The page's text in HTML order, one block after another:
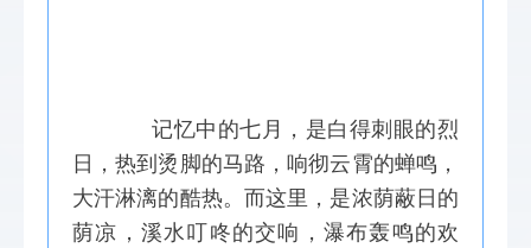
记忆中的七月，是白得刺眼的烈
日，热到烫脚的马路，响彻云霄的蝉鸣，
大汗淋漓的酷热。而这里，是浓荫蔽日的
荫凉，溪水叮咚的交响，瀑布轰鸣的欢